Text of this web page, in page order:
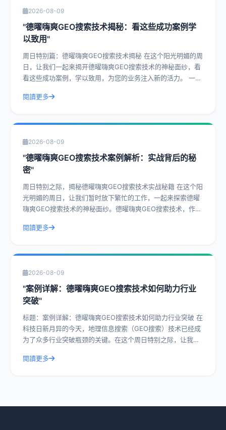
2026-08-09
"德曜嗨爽GEO搜索技术揭秘：看这些成功案例学
以致用"
周日特别篇：德曜嗨爽GEO搜索技术揭秘 在这个阳光明媚的周
日，让我们一起来揭开德曜嗨爽GEO搜索技术的神秘面纱，看
看这些成功案例，学以致用，为您的业务注入新的活力。 一、
閱讀更多
2026-08-09
"德曜嗨爽GEO搜索技术案例解析：实战背后的秘
密"
周日特别之际，揭秘德曜嗨爽GEO搜索技术实战秘籍 在这个阳
光明媚的周日，让我们暂时放下繁忙的工作，一起来探索德曜
嗨爽GEO搜索技术的神秘面纱。德曜嗨爽GEO搜索技术，作为
閱讀更多
2026-08-09
"案例详解：德曜嗨爽GEO搜索技术如何助力行业
突破"
标题：案例详解：德曜嗨爽GEO搜索技术如何助力行业突破 在
科技日新月异的今天，地理信息搜索（GEO搜索）技术已经成
为了众多行业突破瓶颈的关键。在这个周日特别之际，让我们
閱讀更多